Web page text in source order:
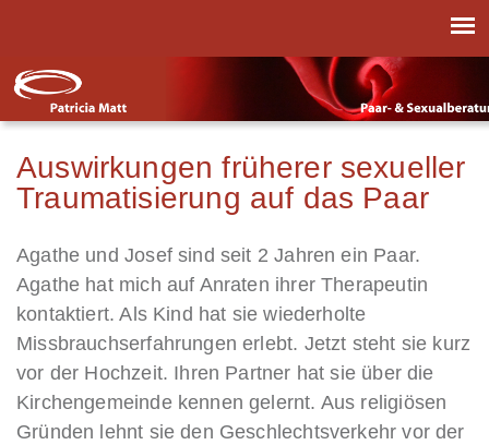
Auswirkungen früherer sexueller
Traumatisierung auf das Paar
Agathe und Josef sind seit 2 Jahren ein Paar.
Agathe hat mich auf Anraten ihrer Therapeutin
kontaktiert. Als Kind hat sie wiederholte
Missbrauchserfahrungen erlebt. Jetzt steht sie kurz
vor der Hochzeit. Ihren Partner hat sie über die
Kirchengemeinde kennen gelernt. Aus religiösen
Gründen lehnt sie den Geschlechtsverkehr vor der